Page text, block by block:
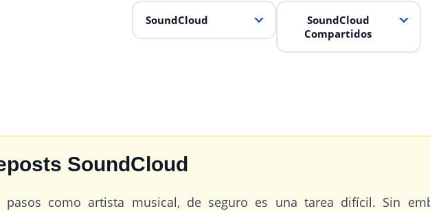
SoundCloud
SoundCloud
Compartidos
SoundCloud
como artista musical, de seguro es una tarea difícil. Sin